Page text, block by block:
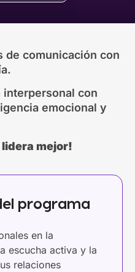
de comunicación con
con
emocional y
lidera mejor!
programa
en la
escucha activa y la
relaciones